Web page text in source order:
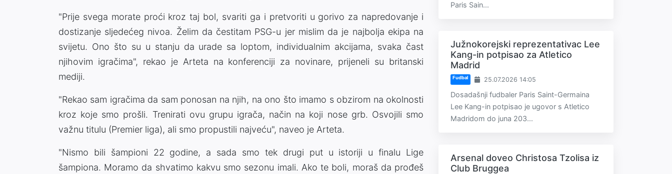
"Prije svega morate proći kroz taj bol, svariti ga i pretvoriti u gorivo za napredovanje i
dostizanje sljedećeg nivoa. Želim da čestitam PSG-u jer mislim da je najbolja ekipa na
svijetu. Ono što su u stanju da urade sa loptom, individualnim akcijama, svaka čast
njihovim igračima", rekao je Arteta na konferenciji za novinare, prijeneli su britanski
mediji.
"Rekao sam igračima da sam ponosan na njih, na ono što imamo s obzirom na okolnosti
kroz koje smo prošli. Trenirati ovu grupu igrača, način na koji nose grb. Osvojili smo
važnu titulu (Premier liga), ali smo propustili najveću", naveo je Arteta.
"Nismo bili šampioni 22 godine, a sada smo tek drugi put u istoriji u finalu Lige
šampiona. Moramo da shvatimo kakvu smo sezonu imali. Ako te boli, moraš da prođeš
Paris Sain...
Južnokorejski reprezentativac Lee
Kang-in potpisao za Atletico
Madrid
Fudbal 25.07.2026 14:05
Dosadašnji fudbaler Paris Saint-Germaina
Lee Kang-in potpisao je ugovor s Atletico
Madridom do juna 203...
Arsenal doveo Christosa Tzolisa iz
Club Bruggea